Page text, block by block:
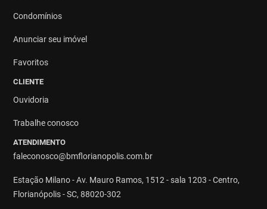
Condomínios
Anunciar seu imóvel
Favoritos
CLIENTE
Ouvidoria
Trabalhe conosco
ATENDIMENTO
faleconosco@bmflorianopolis.com.br
Estação Milano - Av. Mauro Ramos, 1512 - sala 1203 - Centro,
Florianópolis - SC, 88020-302